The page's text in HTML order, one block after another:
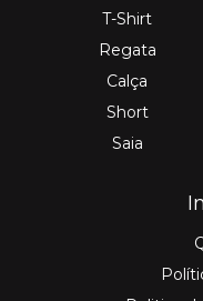
T-Shirt
Regata
Calça
Short
Saia